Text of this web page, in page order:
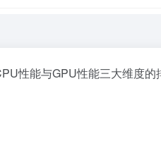
性能与GPU性能三大维度的